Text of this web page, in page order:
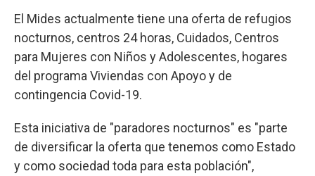
El Mides actualmente tiene una oferta de refugios
nocturnos, centros 24 horas, Cuidados, Centros
para Mujeres con Niños y Adolescentes, hogares
del programa Viviendas con Apoyo y de
contingencia Covid-19.
Esta iniciativa de "paradores nocturnos" es "parte
de diversificar la oferta que tenemos como Estado
y como sociedad toda para esta población",